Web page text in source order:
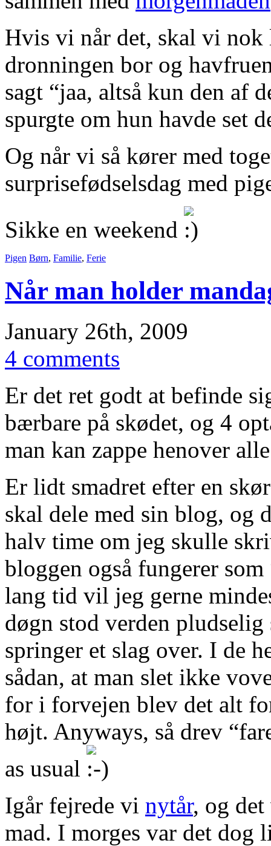
Hvis vi når det, skal vi nok
dronningen bor og
sagt “jaa, altså kun den af
spurgte om hun havde set
Og når vi så kører med
surprisefødselsdag med
Sikke en weekend
Pigen Børn, Familie, Ferie
Når man holder
January 26th, 2009
4 comments
Er det ret godt at befinde
bærbare på skødet, og 4
man kan zappe henover
Er lidt smadret efter en
skal dele med sin blog, og
halv time om jeg skulle
bloggen også fungerer
lang tid vil jeg gerne
døgn stod verden
springer et slag over. I de
sådan, at man slet ikke
for i forvejen blev det alt
højt. Anyways, så drev
as usual
Igår fejrede vi nytår, og det
mad. I morges var det dog